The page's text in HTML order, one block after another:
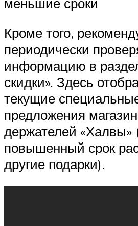
Кроме того,
периодически
информацию в
скидки». Здесь
текущие
предложения
держателей «Халвы»
повышенный срок
другие подарки).